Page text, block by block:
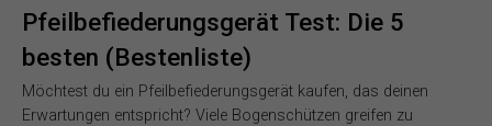
Pfeilbefiederungsgerät Test: Die 5
besten (Bestenliste)
Möchtest du ein Pfeilbefiederungsgerät kaufen, das deinen
Erwartungen entspricht? Viele Bogenschützen greifen zu